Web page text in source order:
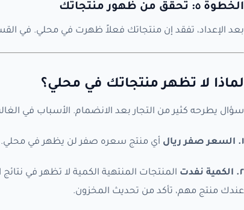
الخطوة ٥: تحقق من ظهور منتجاتك
بعد الإعداد، تفقد إن منتجاتك فعلاً ظهرت في محلي. في
لماذا لا تظهر منتجاتك في محلي؟
سؤال يطرحه كثير من التجار بعد الانضمام. الأسباب في
١. السعر صفر ريال أي منتج سعره صفر لن يظهر في محلي.
٢. الكمية نفدت
المنتجات المنتهية الكمية لا تظهر في نتائج
عندك منتج مهم، تأكد من تحديث المخزون.